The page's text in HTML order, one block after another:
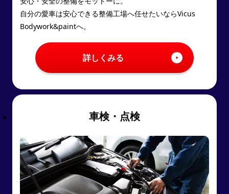
自分の愛車は安心できる整備工場へ任せたいならVicus
Bodywork&paintへ。
詳しくみる
車検・点検